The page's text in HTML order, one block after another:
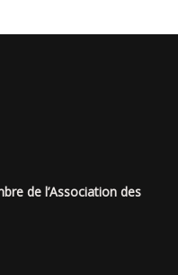
de l’Association des